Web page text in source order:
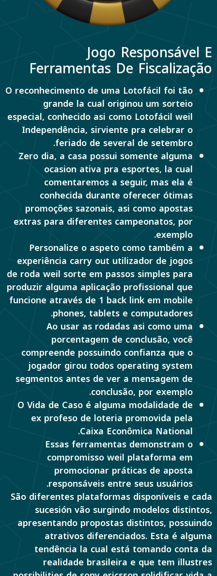
Jogo Responsável E
Ferramentas De Fiscalização
O reconhecimento de uma Lotofácil foi tão
grande la cual originou um sorteio
especial, conhecido asi como Lotofácil weil
Independência, sirviente pra celebrar o
feriado de several de setembro.
Zero dia, a casa possui somente alguma
ocasion ativa pra esportes, la cual
comentaremos a seguir, mas ela é
conhecida durante oferecer ótimas
promoções sazonais, asi como apostas
extras para diferentes campeonatos, por
exemplo.
Personalize o aspeto como também a
experiência carry out utilizador de jogos
de roda weil sorte em passos simples para
produzir alguma aplicação profissional que
funcione através de 1 back link em mobile
phones, tablets e computadores.
Ao usar as rodadas asi como uma
porcentagem de conclusão, você
compreende possuindo confianza que o
jogador girou todos operating system
segmentos antes de ver a mensagem de
conclusão, por exemplo.
O Vida de Caso é alguma modalidade de
ex profeso de loteria promovida pela
Caixa Econômica National.
Essas ferramentas demonstram o
compromisso weil plataforma em
promocionar práticas de aposta
responsáveis entre seus usuários.
São diferentes plataformas disponíveis e cada
sucesión vão surgindo modelos distintos,
apresentando propostas distintos, possuindo
atrativos diferenciados. Esta é alguma
tendência la cual está tomando conta da
realidade brasileira e que tem illustres